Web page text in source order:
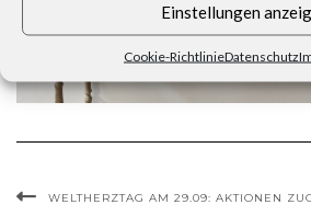
Einstellungen
Cookie-RichtlinieDatenschutz
WELTHERZTAG AM 29.09: AKTIONEN